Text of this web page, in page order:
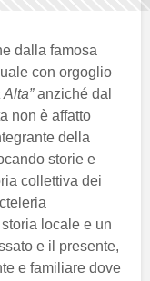
dalla famosa
con orgoglio
Alta”anziché dal
non è affatto
della
storie e
collettiva dei
locale e un
e il presente,
e familiare dove